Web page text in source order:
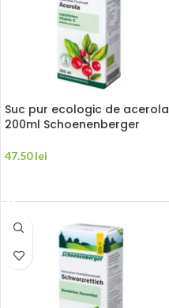
Suc pur ecologic de acerola
200ml Schoenenberger
47.50lei